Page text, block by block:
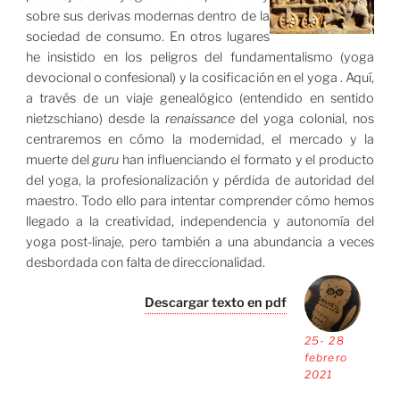
sobre sus derivas modernas dentro de la
sociedad de consumo. En otros lugares
he insistido en los peligros del fundamentalismo (yoga
devocional o confesional) y la cosificación en el yoga . Aquí,
a través de un viaje genealógico (entendido en sentido
nietzschiano) desde la renaissancedel yoga colonial, nos
centraremos en cómo la modernidad, el mercado y la
muerte delguru han influenciando el formato y el producto
del yoga, la profesionalización y pérdida de autoridad del
maestro. Todo ello para intentar comprender cómo hemos
llegado a la creatividad, independencia y autonomía del
yoga post-linaje, pero también a una abundancia a veces
desbordada con falta de direccionalidad.
25- 28
febrero
2021
Descargar texto en pdf